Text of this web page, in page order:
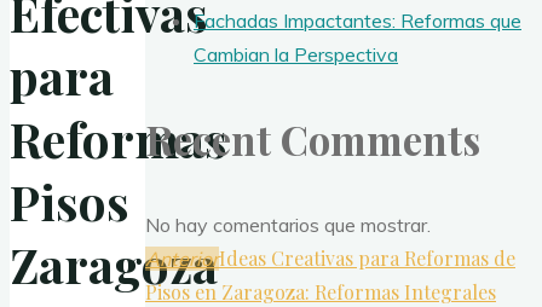
Efectivas
para
Reformas
Pisos
Zaragoza
Fachadas Impactantes: Reformas que
Cambian la Perspectiva
Recent Comments
No hay comentarios que mostrar.
AnteriorIdeas Creativas para Reformas de
Pisos en Zaragoza: Reformas Integrales